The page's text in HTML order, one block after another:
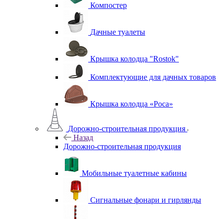
Компостер
Дачные туалеты
Крышка колодца "Rostok"
Комплектующие для дачных товаров
Крышка колодца «Роса»
Дорожно-строительная продукция
Назад
Дорожно-строительная продукция
Мобильные туалетные кабины
Сигнальные фонари и гирлянды